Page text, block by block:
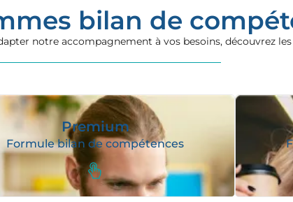
bilan de
notre accompagnement à vos besoins, découvrez
Premium
Formule bilan de compétences